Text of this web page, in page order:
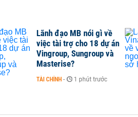
Lãnh đạo MB nói gì về
việc tài trợ cho 18 dự án
Vingroup, Sungroup và
Masterise?
TÀI CHÍNH - 1 phút trước